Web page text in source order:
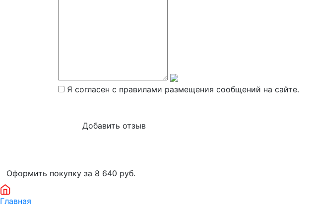
Я согласен с правилами размещения сообщений на сайте.
Оформить покупку за 8 640 руб.
Главная